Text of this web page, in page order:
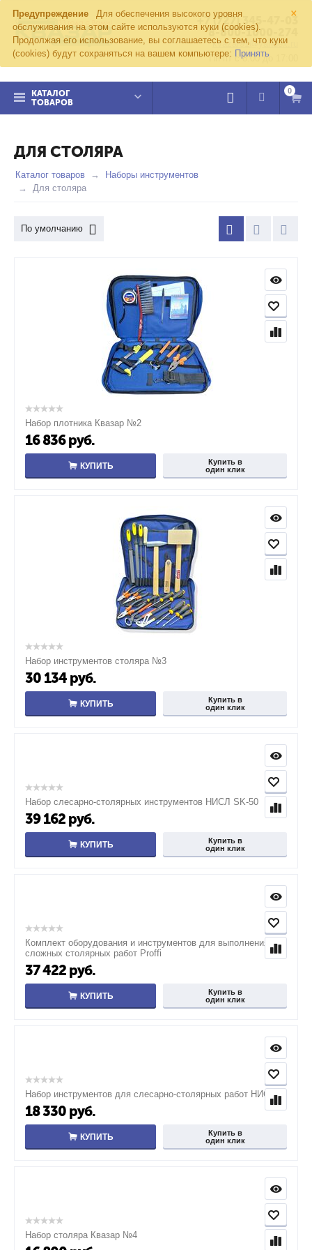
×
Предупреждение
Для обеспечения высокого уровня
обслуживания на этом сайте используются куки (cookies).
Продолжая его использование, вы соглашаетесь с тем, что куки
(cookies) будут сохраняться на вашем компьютере: Принять
+7 (727) 345-47-03
8-800-1000-274
kvazar91@yandex.ru
Пн-пт с 8:00 до 17:00
КАТАЛОГ
ТОВАРОВ
0
ДЛЯ СТОЛЯРА
Каталог товаров
Наборы инструментов
Для столяра
По умолчанию
Набор плотника Квазар №2
16 836 руб.
КУПИТЬ
Купить в
один клик
Набор инструментов столяра №3
30 134 руб.
КУПИТЬ
Купить в
один клик
Набор слесарно-столярных инструментов НИСЛ SK-50
39 162 руб.
КУПИТЬ
Купить в
один клик
Комплект оборудования и инструментов для выполнения
сложных столярных работ Proffi
37 422 руб.
КУПИТЬ
Купить в
один клик
Набор инструментов для слесарно-столярных работ НИССР
18 330 руб.
КУПИТЬ
Купить в
один клик
Набор столяра Квазар №4